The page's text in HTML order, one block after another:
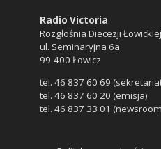
Radio Victoria
Rozgłośnia Diecezji Łowickiej
ul. Seminaryjna 6a
99-400 Łowicz
tel. 46 837 60 69
tel. 46 837 60 20 (emisja)
tel. 46 837 33 01